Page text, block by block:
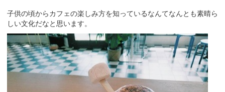
子供の頃からカフェの楽しみ方を知っているなんてなんとも素晴ら
しい文化だなと思います。